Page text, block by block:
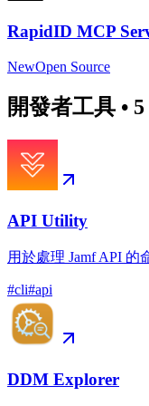
RapidID MCP
NewOpen Source
開發者工具 • 5
API Utility
用於處理 Jamf API
#cli#api
DDM Explorer